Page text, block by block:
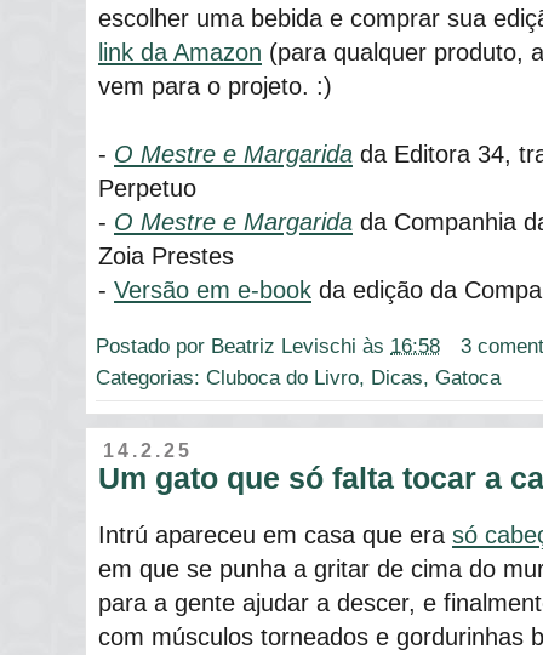
escolher uma bebida e comprar sua
link da Amazon (para qualquer produto,
vem para o projeto. :)
- O Mestre e Margarida da Editora 34,
Perpetuo
- O Mestre e Margarida da Companhia
Zoia Prestes
- Versão em e-book da edição da
Postado por Beatriz Levischi às 16:58
3
Categorias: Cluboca do Livro, Dicas, Gatoca
14.2.25
Um gato que só falta tocar a
Intrú apareceu em casa que era só
em que se punha a gritar de cima do
para a gente ajudar a descer, e
com músculos torneados e gordurinhas